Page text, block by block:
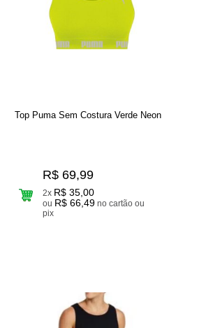
Top Puma Sem Costura Verde Neon
R$ 69,99
2x R$ 35,00
ou R$ 66,49 no cartão ou
pix